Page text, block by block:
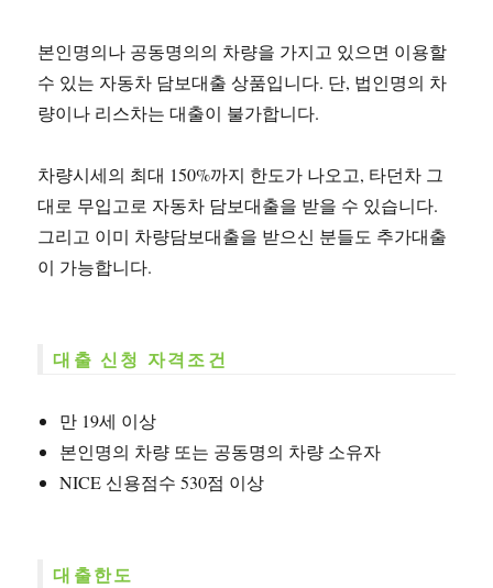
본인명의나 공동명의의 차량을 가지고 있으면 이용할
수 있는 자동차 담보대출 상품입니다. 단, 법인명의 차
량이나 리스차는 대출이 불가합니다.
차량시세의 최대 150%까지 한도가 나오고, 타던차 그
대로 무입고로 자동차 담보대출을 받을 수 있습니다.
그리고 이미 차량담보대출을 받으신 분들도 추가대출
이 가능합니다.
대출 신청 자격조건
만 19세 이상
본인명의 차량 또는 공동명의 차량 소유자
NICE 신용점수 530점 이상
대출한도